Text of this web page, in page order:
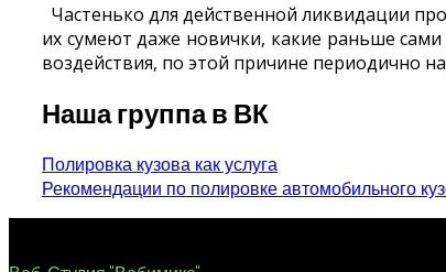
Частенько для действенной ликвидации
их сумеют даже новички, какие раньше
воздействия, по этой причине периодично
Наша группа в ВК
Навигация
по
Полировка кузова как услуга
Рекомендации по полировке автомобильного